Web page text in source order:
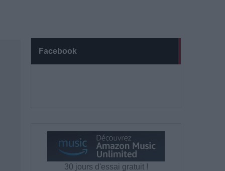
Facebook
30 jours d'essai gratuit !